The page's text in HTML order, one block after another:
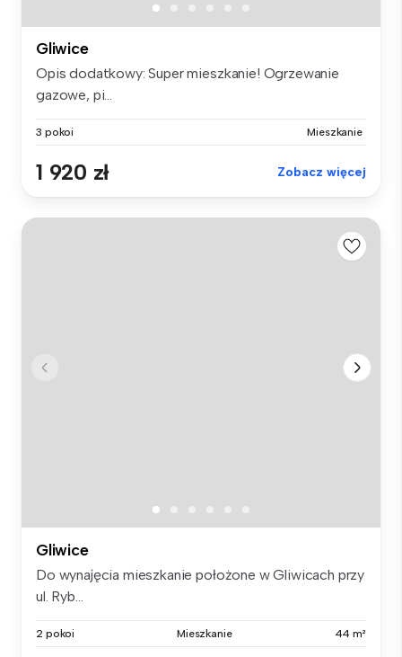
Gliwice
Opis dodatkowy: Super mieszkanie! Ogrzewanie
gazowe, pi...
3 pokoi Mieszkanie
1 920 zł Zobacz więcej
Gliwice
Do wynajęcia mieszkanie położone w Gliwicach przy
ul. Ryb...
2 pokoi Mieszkanie 44 m²